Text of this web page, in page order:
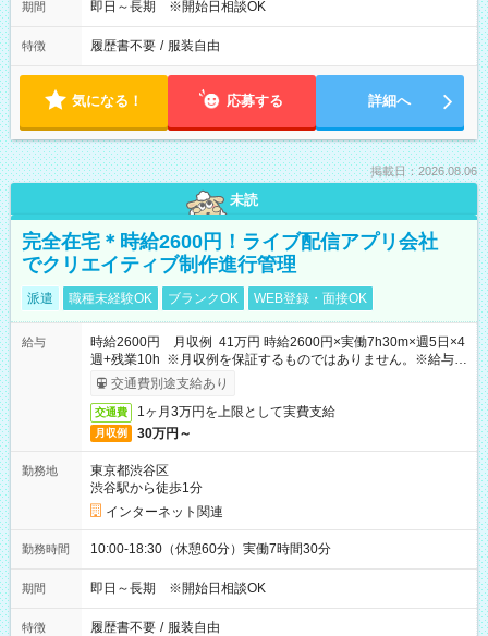
期間 即日～長期 ※開始日相談OK
特徴 履歴書不要 / 服装自由
気になる！ 応募する 詳細へ
掲載日：2026.08.06
未読
完全在宅＊時給2600円！ライブ配信アプリ会社
でクリエイティブ制作進行管理
派遣 職種未経験OK ブランクOK WEB登録・面接OK
給与
時給2600円 月収例 41万円 時給2600円×実働7h30m×週5日×4
週+残業10h ※月収例を保証するものではありません。※給与即
受取りサービス利用可（利用条件有）
交通費別途支給あり
交通費 1ヶ月3万円を上限として実費支給
月収例 30万円～
勤務地
東京都渋谷区
渋谷駅から徒歩1分
インターネット関連
勤務時間 10:00-18:30（休憩60分）実働7時間30分
期間 即日～長期 ※開始日相談OK
特徴 履歴書不要 / 服装自由